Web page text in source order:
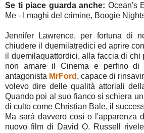
Se ti piace guarda anche: Ocean's
Me - I maghi del crimine, Boogie
Jennifer Lawrence, per fortuna di
chiudere il duemilatredici ed aprire
il duemilaquattordici, alla faccia di chi
non amare il Cinema e perfino
antagonista MrFord , capace di
volevo dire delle qualità attoriali
Quando poi al suo fianco si schiera
di culto come Christian Bale, il
Ma sarà davvero così o l'apparenza
nuovo film di David O. Russell